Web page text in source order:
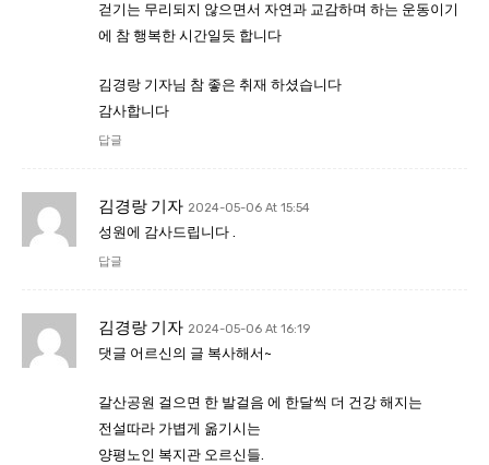
걷기는 무리되지 않으면서 자연과 교감하며 하는 운동이기
에 참 행복한 시간일듯 합니다
김경랑 기자님 참 좋은 취재 하셨습니다
감사합니다
답글
김경랑 기자 2024-05-06 At 15:54
성원에 감사드립니다 .
답글
김경랑 기자 2024-05-06 At 16:19
댓글 어르신의 글 복사해서~
갈산공원 걸으면 한 발걸음 에 한달씩 더 건강 해지는
전설따라 가볍게 옮기시는
양평노인 복지관 오르신들.